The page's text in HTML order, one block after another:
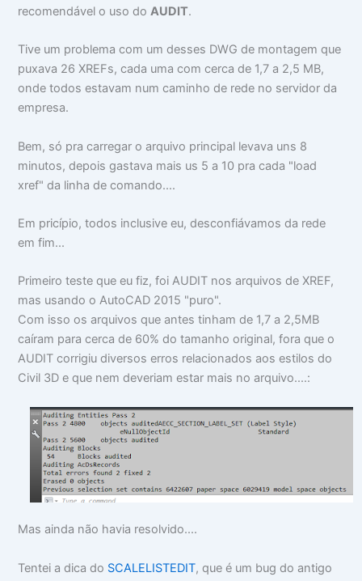
recomendável o uso doAUDIT.
Tive um problema com um desses DWG de montagem que
puxava 26 XREFs, cada uma com cerca de 1,7 a 2,5 MB,
onde todos estavam num caminho de rede no servidor da
empresa.
Bem, só pra carregar o arquivo principal levava uns 8
minutos, depois gastava mais us 5 a 10 pra cada "load
xref" da linha de comando....
Em pricípio, todos inclusive eu, desconfiávamos da rede
em fim...
Primeiro teste que eu fiz, foi AUDIT nos arquivos de XREF,
mas usando o AutoCAD 2015 "puro".
Com isso os arquivos que antes tinham de 1,7 a 2,5MB
caíram para cerca de 60% do tamanho original, fora que o
AUDIT corrigiu diversos erros relacionados aos estilos do
Civil 3D e que nem deveriam estar mais no arquivo....:
Mas ainda não havia resolvido....
Tentei a dica do SCALELISTEDIT, que é um bug do antigo